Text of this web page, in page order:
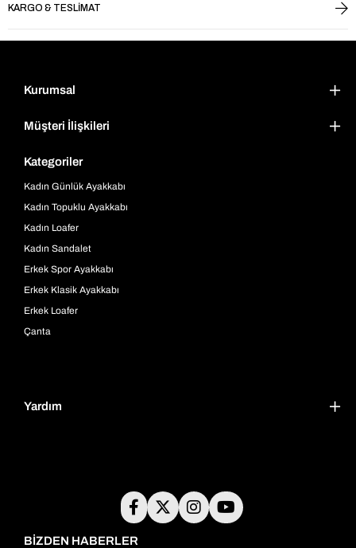
KARGO & TESLIMAT
Kurumsal
Müşteri İlişkileri
Kategoriler
Kadın Günlük Ayakkabı
Kadın Topuklu Ayakkabı
Kadın Loafer
Kadın Sandalet
Erkek Spor Ayakkabı
Erkek Klasik Ayakkabı
Erkek Loafer
Çanta
Yardım
BİZDEN HABERLER